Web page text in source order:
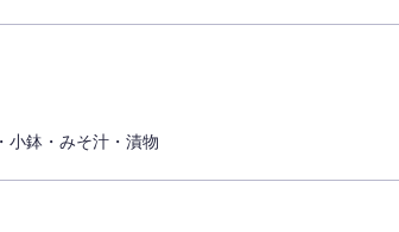
小鉢・みそ汁・漬物